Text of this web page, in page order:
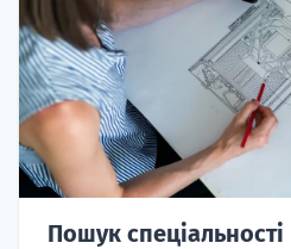
Пошук спеціальності